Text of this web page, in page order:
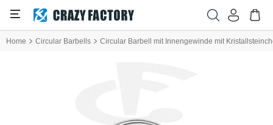
Home Circular Barbells Circular Barbell mit Innengewinde mit